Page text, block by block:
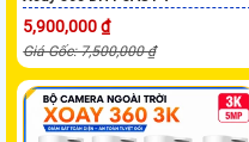
5,900,000 ₫
Giá Gốc: 7,500,000 ₫